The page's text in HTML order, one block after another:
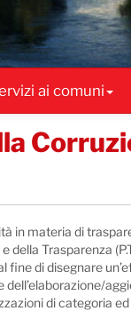
ai comuni
materia di
Trasparenza
di disegnare
di categoria